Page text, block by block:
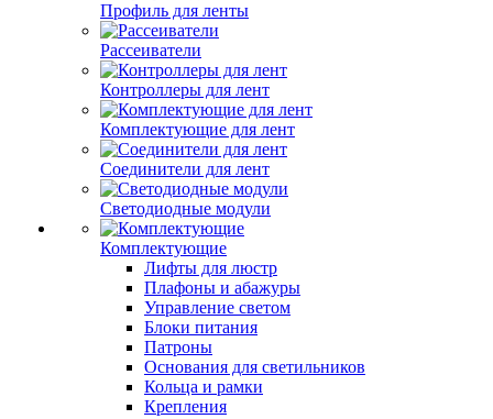
Профиль для ленты
Рассеиватели
Контроллеры для лент
Комплектующие для лент
Соединители для лент
Светодиодные модули
Комплектующие
Лифты для люстр
Плафоны и абажуры
Управление светом
Блоки питания
Патроны
Основания для светильников
Кольца и рамки
Крепления